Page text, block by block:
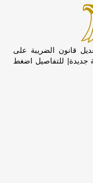
قانون الضريبة على
جديدة| للتفاصيل اضغط